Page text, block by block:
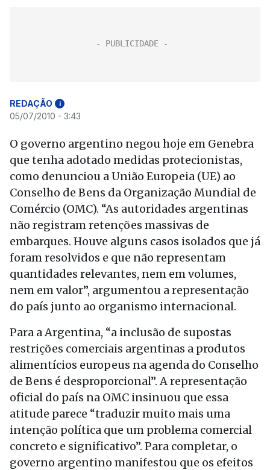
REDAÇÃO i
05/07/2010 - 3:43
O governo argentino negou hoje em Genebra
que tenha adotado medidas protecionistas,
como denunciou a União Europeia (UE) ao
Conselho de Bens da Organização Mundial de
Comércio (OMC). “As autoridades argentinas
não registram retenções massivas de
embarques. Houve alguns casos isolados que já
foram resolvidos e que não representam
quantidades relevantes, nem em volumes,
nem em valor”, argumentou a representação
do país junto ao organismo internacional.
Para a Argentina, “a inclusão de supostas
restrições comerciais argentinas a produtos
alimentícios europeus na agenda do Conselho
de Bens é desproporcional”. A representação
oficial do país na OMC insinuou que essa
atitude parece “traduzir muito mais uma
intenção política que um problema comercial
concreto e significativo”. Para completar, o
governo argentino manifestou que os efeitos